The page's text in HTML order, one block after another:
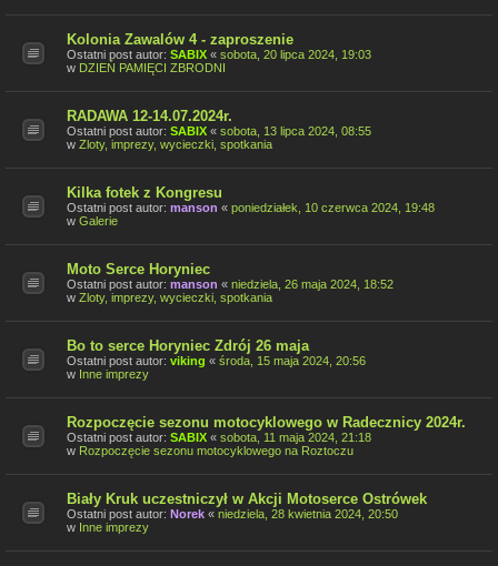
Kolonia Zawalów 4 - zaproszenie
Ostatni post autor: SABIX « sobota, 20 lipca 2024, 19:03
w DZIEŃ PAMIĘCI ZBRODNI
RADAWA 12-14.07.2024r.
Ostatni post autor: SABIX « sobota, 13 lipca 2024, 08:55
w Zloty, imprezy, wycieczki, spotkania
Kilka fotek z Kongresu
Ostatni post autor: manson « poniedziałek, 10 czerwca 2024, 19:48
w Galerie
Moto Serce Horyniec
Ostatni post autor: manson « niedziela, 26 maja 2024, 18:52
w Zloty, imprezy, wycieczki, spotkania
Bo to serce Horyniec Zdrój 26 maja
Ostatni post autor: viking « środa, 15 maja 2024, 20:56
w Inne imprezy
Rozpoczęcie sezonu motocyklowego w Radecznicy 2024r.
Ostatni post autor: SABIX « sobota, 11 maja 2024, 21:18
w Rozpoczęcie sezonu motocyklowego na Roztoczu
Biały Kruk uczestniczył w Akcji Motoserce Ostrówek
Ostatni post autor: Norek « niedziela, 28 kwietnia 2024, 20:50
w Inne imprezy